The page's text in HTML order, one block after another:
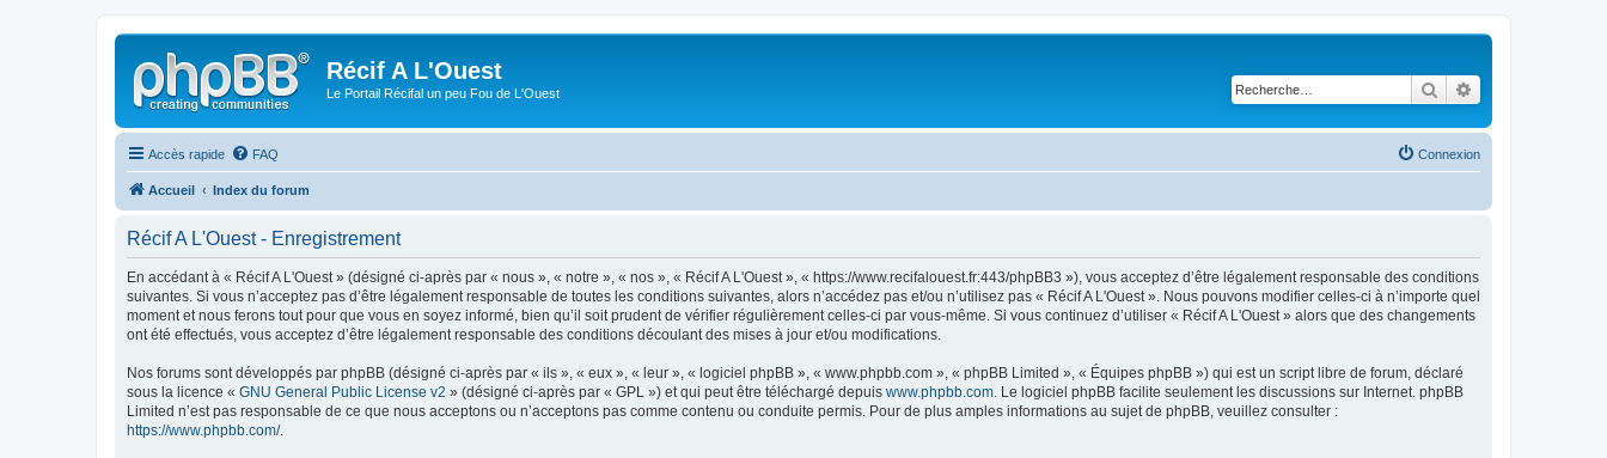
Récif A L'Ouest
Le Portail Récifal un peu Fou de L'Ouest Rechercher
Accès rapide FAQ Connexion
Accueil Index du forum
Récif A L'Ouest - Enregistrement
En accédant à « Récif A L'Ouest » (désigné ci-après par « nous », « notre », « nos », « Récif A L'Ouest », « https://www.recifalouest.fr:443/phpBB3 »), vous acceptez d’être légalement responsable des conditions
suivantes. Si vous n’acceptez pas d’être légalement responsable de toutes les conditions suivantes, alors n’accédez pas et/ou n’utilisez pas « Récif A L'Ouest ». Nous pouvons modifier celles-ci à n’importe quel
moment et nous ferons tout pour que vous en soyez informé, bien qu’il soit prudent de vérifier régulièrement celles-ci par vous-même. Si vous continuez d’utiliser « Récif A L'Ouest » alors que des changements
ont été effectués, vous acceptez d’être légalement responsable des conditions découlant des mises à jour et/ou modifications.
Nos forums sont développés par phpBB (désigné ci-après par « ils », « eux », « leur », « logiciel phpBB », « www.phpbb.com », « phpBB Limited », « Équipes phpBB ») qui est un script libre de forum, déclaré
sous la licence « GNU General Public License v2 » (désigné ci-après par « GPL ») et qui peut être téléchargé depuis www.phpbb.com . Le logiciel phpBB facilite seulement les discussions sur Internet. phpBB
Limited n’est pas responsable de ce que nous acceptons ou n’acceptons pas comme contenu ou conduite permis. Pour de plus amples informations au sujet de phpBB, veuillez consulter :
https://www.phpbb.com/.